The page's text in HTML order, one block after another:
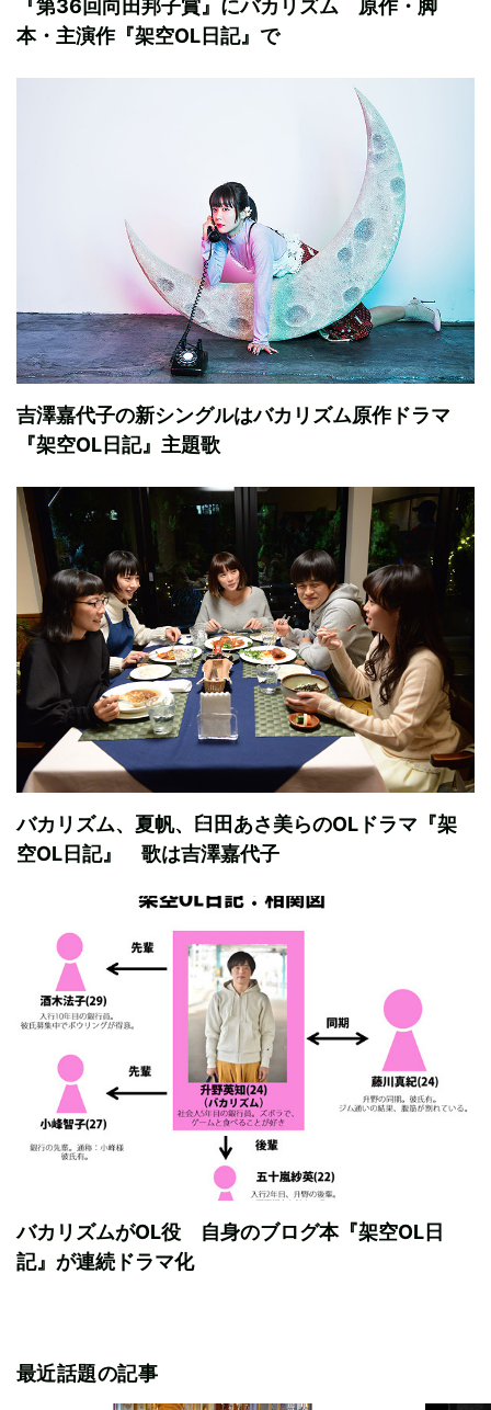
『第36回向田邦子賞』にバカリズム 原作・脚
本・主演作『架空OL日記』で
吉澤嘉代子の新シングルはバカリズム原作ドラマ
『架空OL日記』主題歌
バカリズム、夏帆、臼田あさ美らのOLドラマ『架
空OL日記』 歌は吉澤嘉代子
バカリズムがOL役 自身のブログ本『架空OL日
記』が連続ドラマ化
最近話題の記事